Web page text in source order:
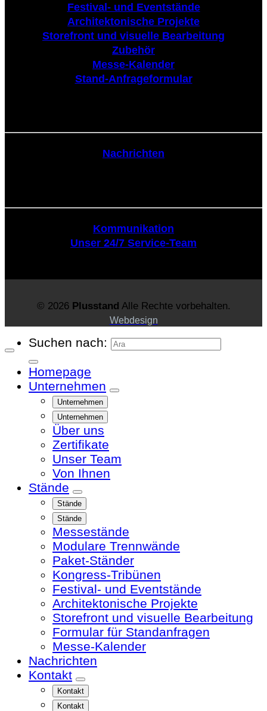
Festival- und Eventstände
Architektonische Projekte
Storefront und visuelle Bearbeitung
Zubehör
Messe-Kalender
Stand-Anfrageformular
Nachrichten
Kommunikation
Unser 24/7 Service-Team
© 2026 Plusstand Alle Rechte vorbehalten.
Webdesign
Suchen nach:
Homepage
Unternehmen
Unternehmen
Unternehmen
Über uns
Zertifikate
Unser Team
Von Ihnen
Stände
Stände
Stände
Messestände
Modulare Trennwände
Paket-Ständer
Kongress-Tribünen
Festival- und Eventstände
Architektonische Projekte
Storefront und visuelle Bearbeitung
Formular für Standanfragen
Messe-Kalender
Nachrichten
Kontakt
Kontakt
Kontakt